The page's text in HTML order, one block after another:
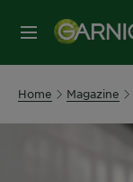
MENU
Home Magazine